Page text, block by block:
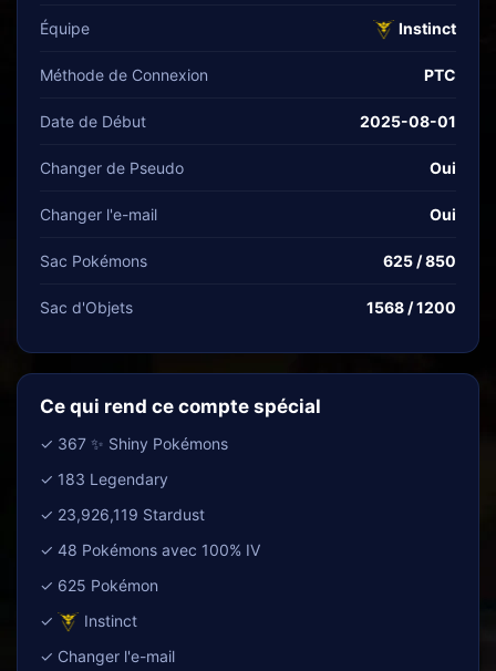
Équipe Instinct
Méthode de Connexion PTC
Date de Début 2025-08-01
Changer de Pseudo Oui
Changer l'e-mail Oui
Sac Pokémons 625 / 850
Sac d'Objets 1568 / 1200
Ce qui rend ce compte spécial
✓ 367 ✨ Shiny Pokémons
✓ 183 Legendary
✓ 23,926,119 Stardust
✓ 48 Pokémons avec 100% IV
✓ 625 Pokémon
✓
Instinct
✓ Changer l'e-mail